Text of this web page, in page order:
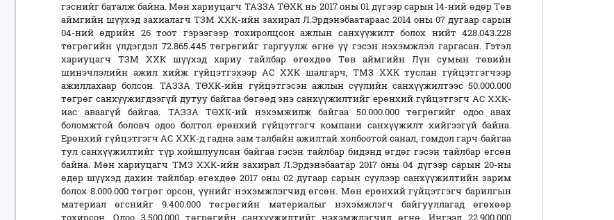
гэснийг баталж байна. Мөн хариуцагч ТАЗЗА ТӨХК нь 2017 оны 01 дүгээр сарын 14-ний өдөр Төв
аймгийн шүүхэд захиалагч ТЗМ ХХК-ийн захирал Л.Эрдэнэбаатараас 2014 оны 07 дугаар сарын
04-ний өдрийн 26 тоот гэрээгээр тохиролцсон ажлын санхүүжилт болох нийт 428.043.228
төгрөгийн үлдэгдэл 72.865.445 төгрөгийг гаргуулж өгнө үү гэсэн нэхэмжлэл гаргасан. Гэтэл
хариуцагч ТЗМ ХХК шүүхэд хариу тайлбар өгөхдөө Төв аймгийн Лүн сумын төвийн
шинэчлэлийн ажил хийж гүйцэтгэхээр АС ХХК шалгарч, ТМЗ ХХК туслан гүйцэтгэгчээр
ажиллахаар болсон. ТАЗЗА ТӨХК-ийн гүйцэтгэсэн ажлын сүүлийн санхүүжилтээс 50.000.000
төгрөг санхүүжигдээгүй дутуу байгаа бөгөөд энэ санхүүжилтийг ерөнхий гүйцэтгэгч АС ХХК-
иас аваагүй байгаа. ТАЗЗА ТӨХК-ий нэхэмжилж байгаа 50.000.000 төгрөгийг одоо авах
боломжтой боловч одоо болтол ерөнхий гүйцэтгэгч компани санхүүжилт хийгээгүй байна.
Ерөнхий гүйцэтгэгч АС ХХК-д гадна зам талбайн ажилтай холбоотой санал, гомдол гарч байгаа
тул санхүүжилтийг түр хойшлуулсан байгаа гэсэн тайлбар бидэнд өгдөг гэсэн тайлбар өгсөн
байна. Мөн хариуцагч ТМЗ ХХК-ийн захирал Л.Эрдэнэбаатар 2017 оны 04 дүгээр сарын 20-ны
өдөр шүүхэд дахин тайлбар өгөхдөө 2017 оны 02 дугаар сарын сүүлээр санхүүжилтийн зарим
болох 8.000.000 төгрөг орсон, үүнийг нэхэмжлэгчид өгсөн. Мөн ерөнхий гүйцэтгэгч барилгын
материал өгснийг 9.400.000 төгрөгийн материалыг нэхэмжлэгч байгууллагад өгөхөөр
тохирсон. Одоо 3.500.000 төгрөгийн санхүүжилтийг нэхэмжлэгчид өгнө. Ингээд 22.900.000